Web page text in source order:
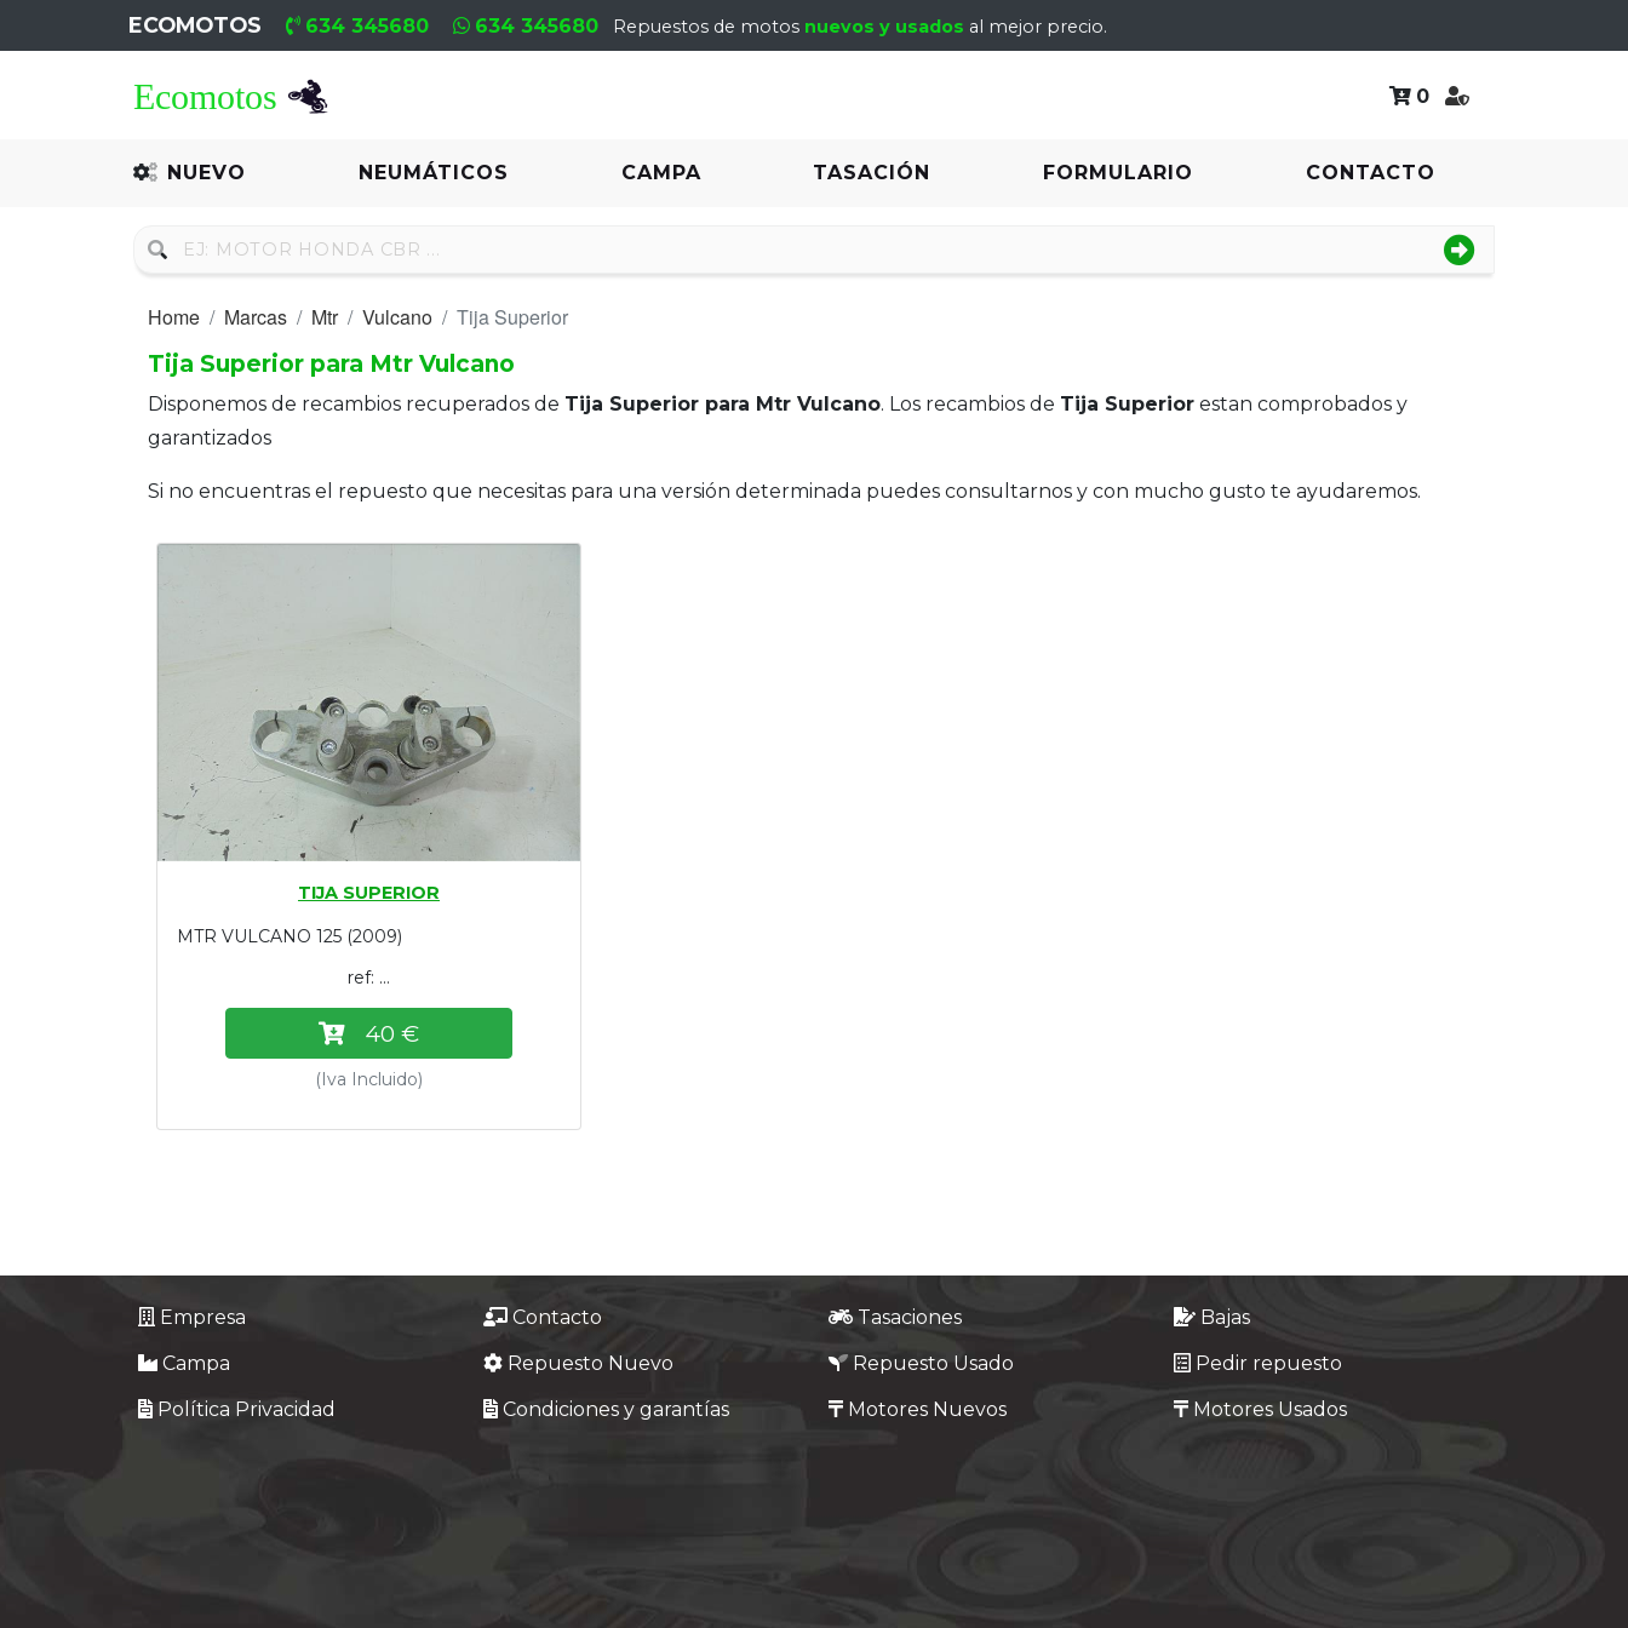
ECOMOTOS 634 345680 634 345680 Repuestos de motos nuevos y usados al mejor precio.
0
NUEVO NEUMÁTICOS CAMPA TASACIÓN FORMULARIO CONTACTO
Recambio
Neumáticos
Motores
Home Marcas Mtr Vulcano
Tija Superior
Tija Superior para Mtr Vulcano
Disponemos de recambios recuperados de Tija Superior para Mtr Vulcano. Los recambios de Tija Superior estan comprobados y
garantizados
Si no encuentras el repuesto que necesitas para una versión determinada puedes consultarnos y con mucho gusto te ayudaremos.
TIJA SUPERIOR
MTR VULCANO 125 (2009)
ref: ...
40 €
(Iva Incluido)
Empresa Contacto Tasaciones
Bajas
Campa
Repuesto Nuevo Repuesto Usado
Pedir repuesto
Política Privacidad
Condiciones y garantías Motores Nuevos Motores Usados